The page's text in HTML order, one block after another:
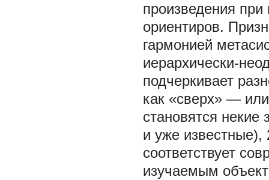
произведения при
ориентиров.
гармонией
иерархически-
подчеркивает
как «сверх» —
становятся
и уже известные),
соответствует
изучаемым